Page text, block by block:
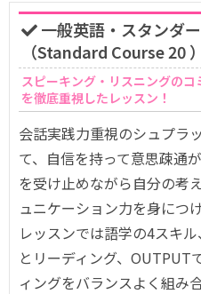
一般英語・スタンダ
（Standard Course 20 ）
スピーキング・リスニングの
を徹底重視したレッスン！
会話実践力重視のシュプラ
て、自信を持って意思疎通
を受け止めながら自分の考
ュニケーション力を身につ
レッスンでは語学の4スキ
とリーディング、OUTPUT
ィングをバランスよく組み